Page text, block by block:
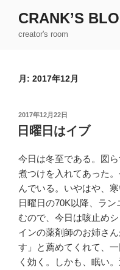
CRANK’S
creator's room
月: 2017年12月
投
稿
日:
2017年12月22日
日曜日はイブ
今日は冬至である。図
煮つけを入れてあった
んでいる。いやはや、
日曜日の70K以降、ラ
むので、今日は咳止め
インの薬剤師のお姉さ
す」と薦めてくれて、
く効く。しかも、眠い